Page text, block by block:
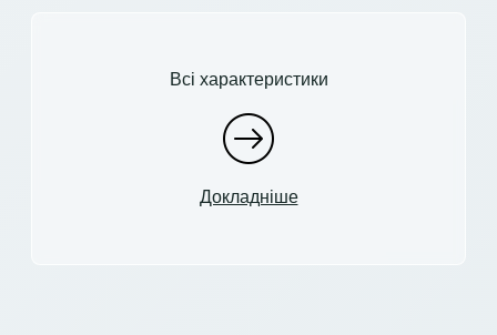
Всі характеристики
Докладніше